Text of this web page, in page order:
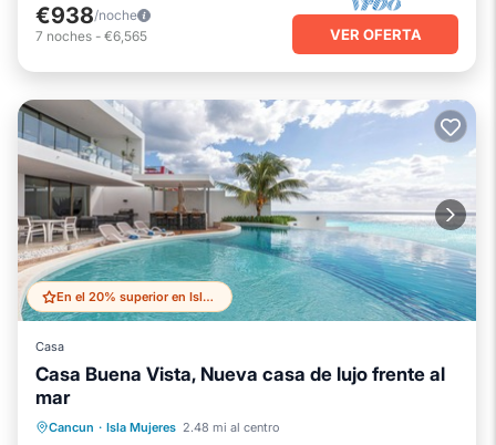
€938/noche
7 noches - €6,565 VER OFERTA
En el 20% superior en Isla Mujeres
Casa
Casa Buena Vista, Nueva casa de lujo frente al
mar
Cancun · Isla Mujeres 2.48 mi al centro
Piscina privada
Frente al mar